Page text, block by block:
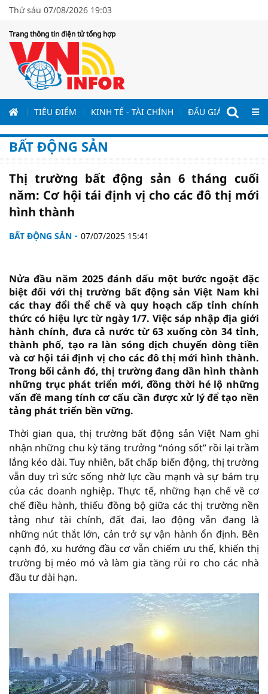
Thứ sáu 07/08/2026 19:03
Trang thông tin điện tử tổng hợp
TIÊU ĐIỂM KINH TẾ - TÀI CHÍNH ĐẤU GIÁ - ĐẤU
BẤT ĐỘNG SẢN
Thị trường bất động sản 6 tháng cuối
năm: Cơ hội tái định vị cho các đô thị mới
hình thành
BẤT ĐỘNG SẢN 07/07/2025 15:41
Nửa đầu năm 2025 đánh dấu một bước ngoặt đặc
biệt đối với thị trường bất động sản Việt Nam khi
các thay đổi thể chế và quy hoạch cấp tỉnh chính
thức có hiệu lực từ ngày 1/7. Việc sáp nhập địa giới
hành chính, đưa cả nước từ 63 xuống còn 34 tỉnh,
thành phố, tạo ra làn sóng dịch chuyển dòng tiền
và cơ hội tái định vị cho các đô thị mới hình thành.
Trong bối cảnh đó, thị trường đang dần hình thành
những trục phát triển mới, đồng thời hé lộ những
vấn đề mang tính cơ cấu cần được xử lý để tạo nền
tảng phát triển bền vững.
Thời gian qua, thị trường bất động sản Việt Nam ghi
nhận những chu kỳ tăng trưởng “nóng sốt” rồi lại trầm
lắng kéo dài. Tuy nhiên, bất chấp biến động, thị trường
vẫn duy trì sức sống nhờ lực cầu mạnh và sự bám trụ
của các doanh nghiệp. Thực tế, những hạn chế về cơ
chế điều hành, thiếu đồng bộ giữa các thị trường nền
tảng như tài chính, đất đai, lao động vẫn đang là
những nút thắt lớn, cản trở sự vận hành ổn định. Bên
cạnh đó, xu hướng đầu cơ vẫn chiếm ưu thế, khiến thị
trường bị méo mó và làm gia tăng rủi ro cho các nhà
đầu tư dài hạn.